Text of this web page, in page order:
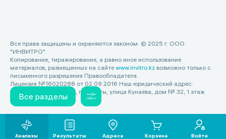
Анализы Результаты Адреса Корзина Войти
Все разделы
Все права защищены и охраняются законом. © 2025 г. ООО
"ИНВИТРО".
Копирование, тиражирование, а равно иное использование
материалов, размещенных на сайте www.invitro.kz возможно только с
письменного разрешения Правообладателя.
Лицензия №16020288 от 02.09.2016 Наш юридический адрес:
Республика Казахстан, г. Алматы, улица Кунаева, дом № 32, 1 этаж